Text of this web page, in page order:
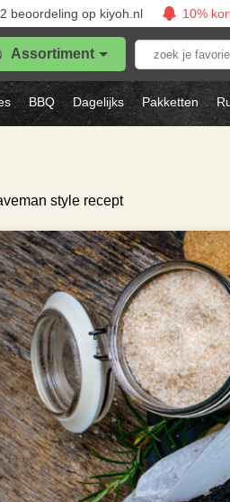
beoordelingop kiyoh.nl 10%
Assortiment
Zoek
je
favoriete
stuk
vlees..
BBQ Dagelijks Pakketten
style recept